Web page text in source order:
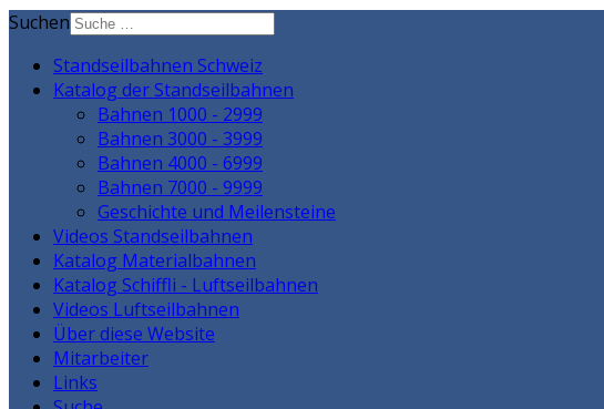
Suchen
Standseilbahnen Schweiz
Katalog der Standseilbahnen
Bahnen 1000 - 2999
Bahnen 3000 - 3999
Bahnen 4000 - 6999
Bahnen 7000 - 9999
Geschichte und Meilensteine
Videos Standseilbahnen
Katalog Materialbahnen
Katalog Schiffli - Luftseilbahnen
Videos Luftseilbahnen
Über diese Website
Mitarbeiter
Links